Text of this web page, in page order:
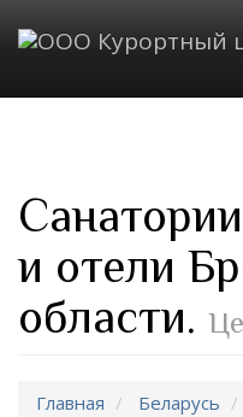
и отели
области.
Главная Беларусь